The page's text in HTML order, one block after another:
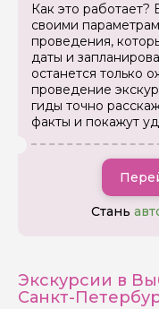
Как это работает?
своими
проведения,
даты и
останется только
проведение
гиды точно
факты и покажут
Стань
Экскурсии в
Санкт-